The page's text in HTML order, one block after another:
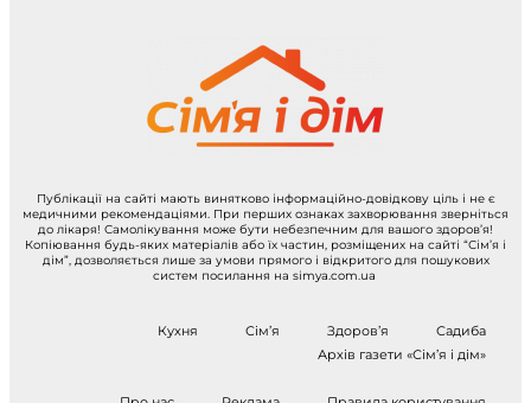
Публікації на сайті мають винятково інформаційно-довідкову ціль і не є
медичними рекомендаціями. При перших ознаках захворювання зверніться
до лікаря! Самолікування може бути небезпечним для вашого здоров’я!
Копіювання будь-яких матеріалів або їх частин, розміщених на сайті “Сім’я і
дім”, дозволяється лише за умови прямого і відкритого для пошукових
систем посилання на simya.com.ua
Кухня Сім’я Здоров’я
Садиба
Архів газети «Сім’я і дім»